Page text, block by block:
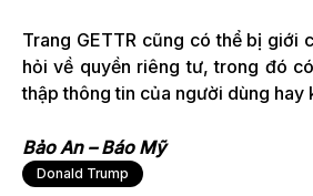
Trang GETTR cũng có thể bị giới
hỏi về quyền riêng tư, trong đó
thập thông tin của người dùng hay
Bảo An – Báo Mỹ
Donald Trump